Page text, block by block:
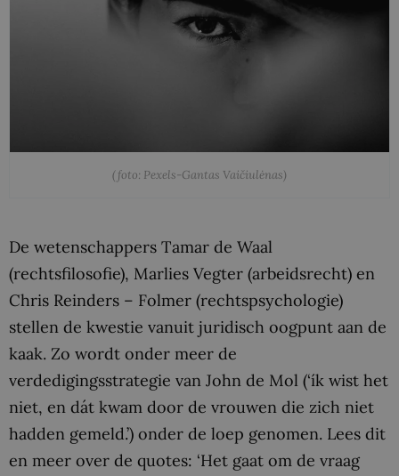
(foto: Pexels-Gantas Vaičiulėnas)
De wetenschappers Tamar de Waal
(rechtsfilosofie), Marlies Vegter (arbeidsrecht) en
Chris Reinders – Folmer (rechtspsychologie)
stellen de kwestie vanuit juridisch oogpunt aan de
kaak. Zo wordt onder meer de
verdedigingsstrategie van John de Mol (‘ík wist het
niet, en dát kwam door de vrouwen die zich niet
hadden gemeld.’) onder de loep genomen. Lees dit
en meer over de quotes: ‘Het gaat om de vraag